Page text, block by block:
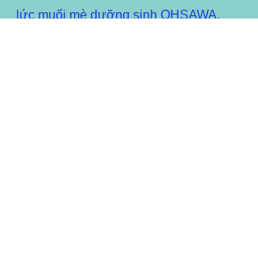
lức muối mè dưỡng sinh OHSAWA,